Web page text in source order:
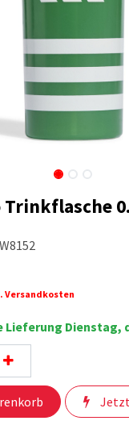
Versandkosten
Dienstag,